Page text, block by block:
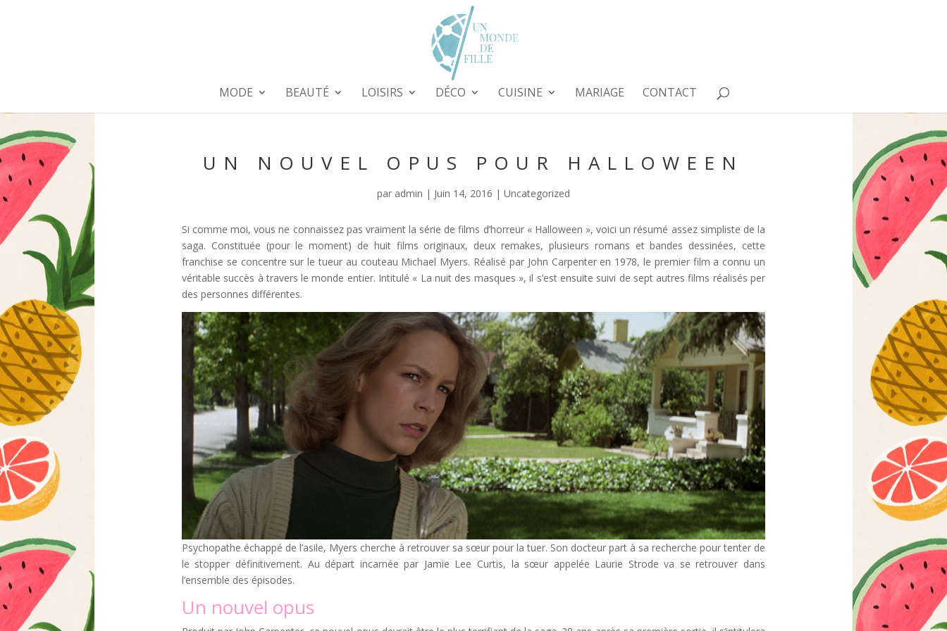
MODE BEAUTÉ LOISIRS DÉCO CUISINE MARIAGE CONTACT
UN NOUVEL OPUS POUR HALLOWEEN
par admin | Juin 14, 2016 | Uncategorized
Si comme moi, vous ne connaissez pas vraiment la série de films d’horreur « Halloween », voici un résumé assez simpliste de la
saga. Constituée (pour le moment) de huit films originaux, deux remakes, plusieurs romans et bandes dessinées, cette
franchise se concentre sur le tueur au couteau Michael Myers. Réalisé par John Carpenter en 1978, le premier film a connu un
véritable succès à travers le monde entier. Intitulé « La nuit des masques », il s’est ensuite suivi de sept autres films réalisés per
des personnes différentes.
Psychopathe échappé de l’asile, Myers cherche à retrouver sa sœur pour la tuer. Son docteur part à sa recherche pour tenter de
le stopper définitivement. Au départ incarnée par Jamie Lee Curtis, la sœur appelée Laurie Strode va se retrouver dans
l’ensemble des épisodes.
Un nouvel opus